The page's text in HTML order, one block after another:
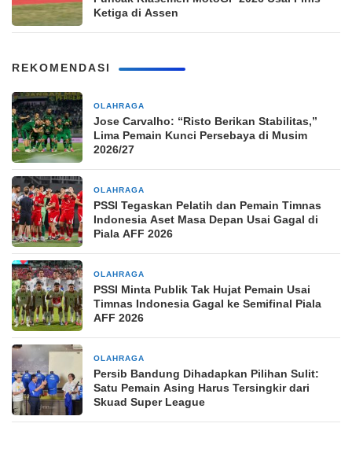
Ketiga di Assen
REKOMENDASI
OLAHRAGA
Jose Carvalho: “Risto Berikan Stabilitas,”
Lima Pemain Kunci Persebaya di Musim
2026/27
OLAHRAGA
PSSI Tegaskan Pelatih dan Pemain Timnas
Indonesia Aset Masa Depan Usai Gagal di
Piala AFF 2026
OLAHRAGA
PSSI Minta Publik Tak Hujat Pemain Usai
Timnas Indonesia Gagal ke Semifinal Piala
AFF 2026
OLAHRAGA
Persib Bandung Dihadapkan Pilihan Sulit:
Satu Pemain Asing Harus Tersingkir dari
Skuad Super League